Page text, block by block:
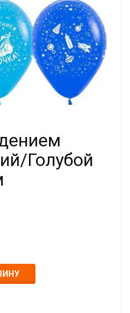
Голубой